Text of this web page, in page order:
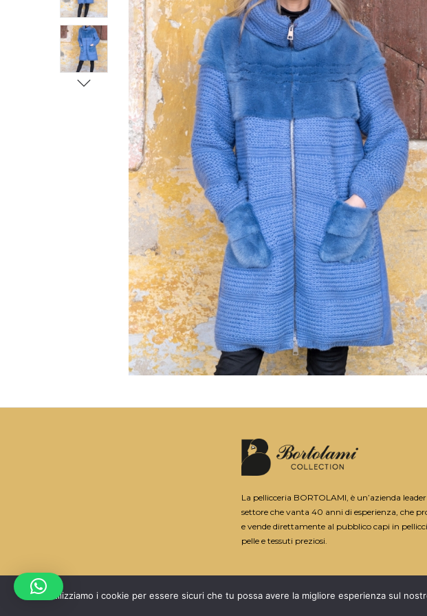
La pellicceria BORTOLAMI, è un’azienda leader
settore che vanta 40 anni di esperienza, che
e vende direttamente al pubblico capi in
pelle e tessuti preziosi.
2025 © PELLICCERIA BORTOLAMI | PARTITA IVA: 01010870283 -
Utilizziamo i cookie per essere sicuri che tu possa avere la migliore esperienza sul